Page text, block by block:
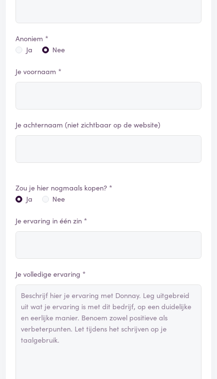
Anoniem *
Ja
Nee
Je voornaam *
Je achternaam (niet zichtbaar op de website)
Zou je hier nogmaals kopen? *
Ja
Nee
Je ervaring in één zin *
Je volledige ervaring *